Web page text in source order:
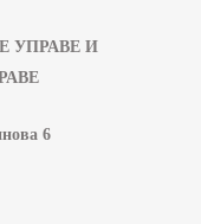
УПРАВЕ И
6